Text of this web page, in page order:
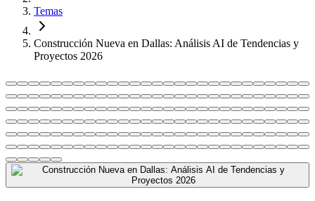
Temas
Construcción Nueva en Dallas: Análisis AI de Tendencias y
Proyectos 2026